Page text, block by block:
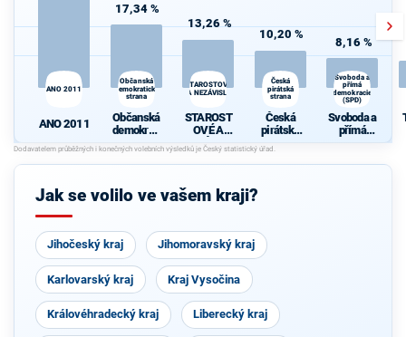
ANO 2011
ANO 2011
17,34 %
Občanská
demokratická
strana
Občanská
demokrati
cká strana
13,26 %
STAROSTOVÉ
A NEZÁVISLÍ
STAROST
OVÉ A
NEZÁVISL
Í
10,20 %
Česká
pirátská
strana
Česká
pirátská
strana
8,16 %
Svoboda a
přímá
demokracie
(SPD)
Svoboda a
přímá
demokraci
Jak se volilo ve vašem kraji?
Jihočeský kraj Jihomoravský kraj
Karlovarský kraj Kraj Vysočina
Královéhradecký kraj Liberecký kraj